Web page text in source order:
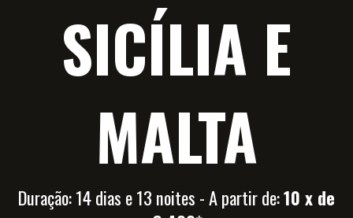
SICÍLIA E
MALTA
Duração: 14 dias e 13 noites - A partir de:10 x de